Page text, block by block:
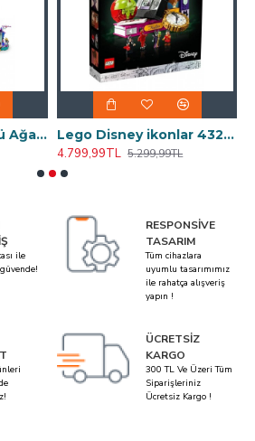
Lego Disney Büyülü Ağaç Ev 43215 Oyuncak Yapım Seti (1016 Parça)
Lego Disney ikonlar 43227 (1540 Parça)
4.799,99TL 5.299,99TL
ile
RESPONSIVE
TASARIM
Tüm cihazlara
uyumlu tasarımımız
ile rahatça alışveriş
yapın !
ÜCRETSIZ
KARGO
300 TL Ve Üzeri Tüm
Siparişleriniz
Ücretsiz Kargo !